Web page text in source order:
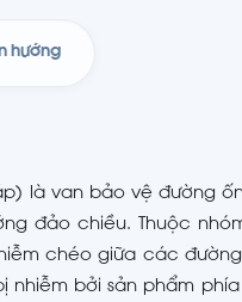
hướng
là van bảo vệ đường
đảo chiều. Thuộc
chéo giữa các
bởi sản phẩm